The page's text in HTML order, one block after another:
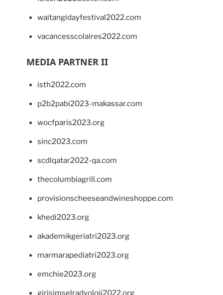
waitangidayfestival2022.com
vacancesscolaires2022.com
MEDIA PARTNER II
isth2022.com
p2b2pabi2023-makassar.com
wocfparis2023.org
sinc2023.com
scdlqatar2022-qa.com
thecolumbiagrill.com
provisionscheeseandwineshoppe.com
khedi2023.org
akademikgeriatri2023.org
marmarapediatri2023.org
emchie2023.org
girisimselradyoloji2022.org